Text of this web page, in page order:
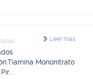
Leer más
Mononitrato